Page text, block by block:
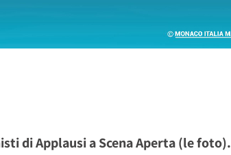
di Applausi a Scena Aperta (le foto).